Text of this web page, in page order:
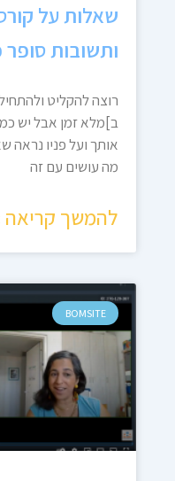
שאלות על
ותשובות סופר
רוצה להקליט
ב]מלא זמן אבל יש
אותך ועל פניו נראה
מה עושים עם זה
להמשך קריאה
BOMSITE